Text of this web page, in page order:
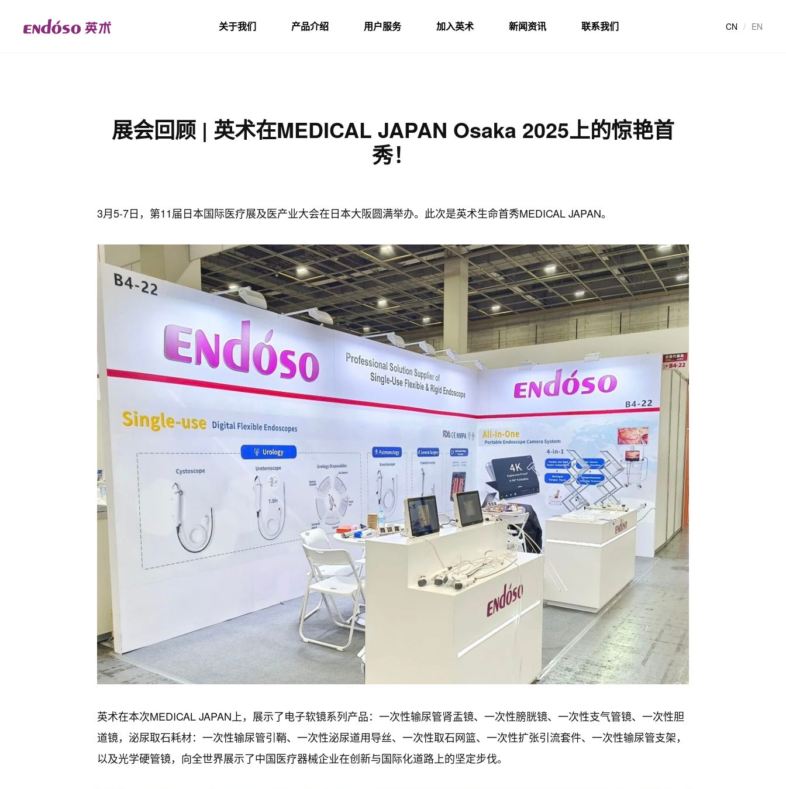
关于我们 产品介绍 用户服务 加入英术 新闻资讯 联系我们 CN / EN
展会回顾 | 英术在MEDICAL JAPAN Osaka 2025上的惊艳首
秀！
3月5-7日，第11届日本国际医疗展及医产业大会在日本大阪圆满举办。此次是英术生命首秀MEDICAL JAPAN。
英术在本次MEDICAL JAPAN上，展示了电子软镜系列产品：一次性输尿管肾盂镜、一次性膀胱镜、一次性支气管镜、一次性胆
道镜，泌尿取石耗材：一次性输尿管引鞘、一次性泌尿道用导丝、一次性取石网篮、一次性扩张引流套件、一次性输尿管支架，
以及光学硬管镜，向全世界展示了中国医疗器械企业在创新与国际化道路上的坚定步伐。